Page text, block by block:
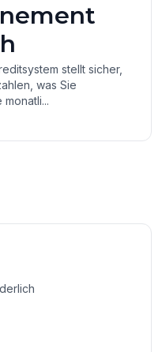
stellt sicher,
was Sie